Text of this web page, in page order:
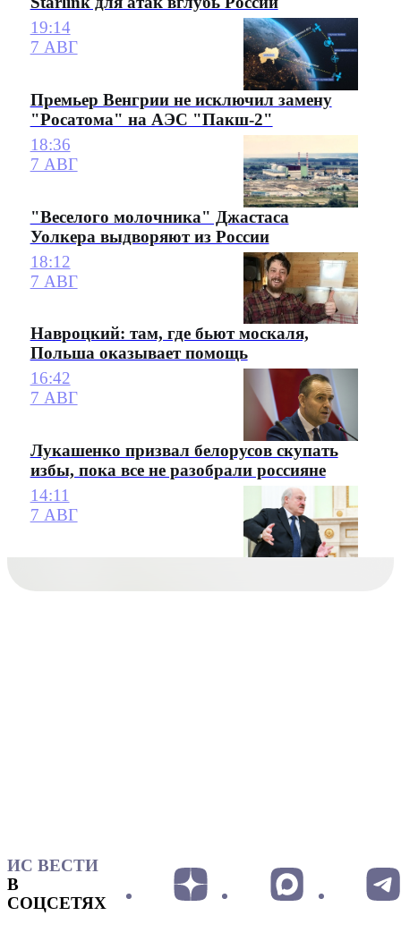
19:14
7 АВГ
Премьер Венгрии не исключил замену
"Росатома" на АЭС "Пакш-2"
18:36
7 АВГ
"Веселого молочника" Джастаса
Уолкера выдворяют из России
18:12
7 АВГ
Навроцкий: там, где бьют москаля,
Польша оказывает помощь
16:42
7 АВГ
Лукашенко призвал белорусов скупать
избы, пока все не разобрали россияне
14:11
7 АВГ
ИС ВЕСТИ
В
СОЦСЕТЯХ